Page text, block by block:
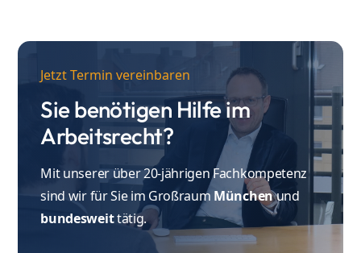
Jetzt Termin vereinbaren
Sie benötigen Hilfe im
Arbeitsrecht?
Mit unserer über 20-jährigen Fachkompetenz
sind wir für Sie im Großraum Münchenund
bundesweittätig.